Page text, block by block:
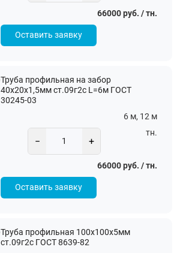
66000 руб. / тн.
Оставить заявку
Труба профильная на забор
40х20х1,5мм ст.09г2с L=6м ГОСТ
30245-03
6 м, 12 м
− +
тн.
66000 руб. / тн.
Оставить заявку
Труба профильная 100х100х5мм
ст.09г2с ГОСТ 8639-82